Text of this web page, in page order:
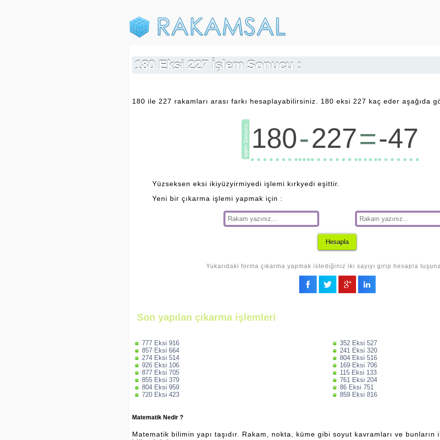
180 Eksi 227 İşlem Sonucu :
180 ile 227 rakamları arası farkı hesaplayabilirsiniz. 180 eksi 227 kaç eder aşağıda
180-227=-47
Yüzseksen eksi ikiyüzyirmiyedi işlemi kırkyedi eşittir.
Yeni bir çıkarma işlemi yapmak için :
Yukarıdaki forma çıkarma yapmak istediğiniz iki sayıyı girip hesapla tuşuna
Son yapılan çıkarma işlemleri
777 Eksi 916
857 Eksi 664
274 Eksi 514
926 Eksi 106
877 Eksi 705
855 Eksi 379
804 Eksi 959
720 Eksi 423
352 Eksi 527
241 Eksi 320
804 Eksi 516
169 Eksi 706
115 Eksi 133
761 Eksi 204
86 Eksi 751
859 Eksi 816
Matematik Nedir ?
Matematik bilimin yapı taşıdır. Rakam, nokta, küme gibi soyut kavramları ve